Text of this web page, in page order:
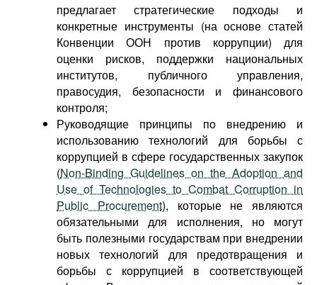
предлагает стратегические подходы и
конкретные инструменты (на основе статей
Конвенции ООН против коррупции) для
оценки рисков, поддержки национальных
институтов, публичного управления,
правосудия, безопасности и финансового
контроля;
Руководящие принципы по внедрению и
использованию технологий для борьбы с
коррупцией в сфере государственных закупок
(Non-Binding Guidelines on the Adoption and
Use of Technologies to Combat Corruption in
Public Procurement), которые не являются
обязательными для исполнения, но могут
быть полезными государствам при внедрении
новых технологий для предотвращения и
борьбы с коррупцией в соответствующей